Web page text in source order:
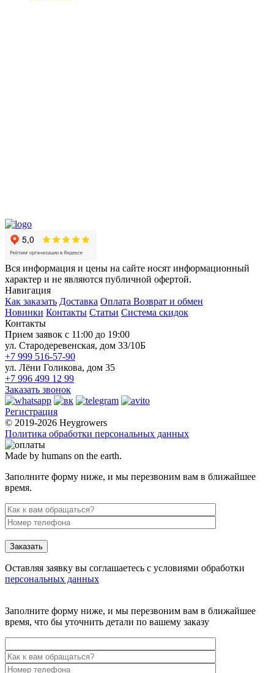
Вся информация и цены на сайте носят информационный
характер и не являются публичной офертой.
Навигация
Как заказать Доставка Оплата Возврат и обмен
Новинки Контакты Статьи Система скидок
Контакты
Прием заявок с 11:00 до 19:00
ул. Стародеревенская, дом 33/10Б
+7 999 516-57-90
ул. Лёни Голикова, дом 35
+7 996 499 12 99
Заказать звонок
Регистрация
© 2019-2026 Heygrowers
Политика обработки персональных данных
Made by humans on the earth.
Заполните форму ниже, и мы перезвоним вам в ближайшее
время.
Заказать
Оставляя заявку вы соглашаетесь с условиями обработки
персональных данных
Заполните форму ниже, и мы перезвоним вам в ближайшее
время, что бы уточнить детали по вашему заказу